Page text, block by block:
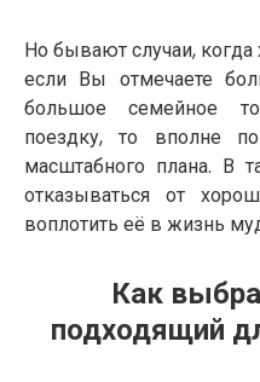
Но бывают случаи, когда
если Вы отмечаете
большое семейное
поездку, то вполне
масштабного плана. В
отказываться от
воплотить её в жизнь
Как
подходящий